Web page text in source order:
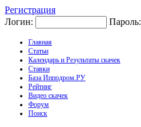
Регистрация
Логин:
Пароль:
Главная
Статьи
Календарь и Результаты скачек
Ставки
База Ипподром.РУ
Рейтинг
Видео скачек
Форум
Поиск